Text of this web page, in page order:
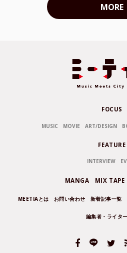
MORE
FOCUS
MUSIC MOVIE ART/DESIGN
FEATURE
INTERVIEW
MANGA MIX TAPE
MEETIAとは お問い合わせ 新着記事一覧
編集者・ライタ